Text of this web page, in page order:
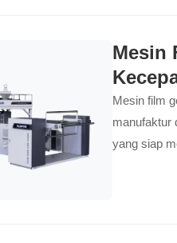
lebih
memenuhi
Mesin
Mesin film
manufaktur
yang siap